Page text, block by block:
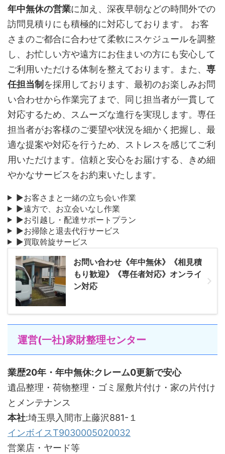
年中無休の営業に加え、深夜早朝などの時間外での
訪問見積りにも積極的に対応しております。 お客
さまのご都合に合わせて柔軟にスケジュールを調整
し、お忙しい方や遠方にお住まいの方にも安心して
ご利用いただける体制を整えております。また、 専
任担当制 を採用しております、最初のお楽しみお問
い合わせから作業完了まで、同じ担当者が一貫して
対応するため、スムーズな進行を実現します。専任
担当者がお客様のご要望や状況を細かく把握し、最
適な提案や対応を行うため、ストレスを感じてご利
用いただけます。信頼と安心をお届けする、きめ細
やかなサービスをお約束いたします。
▶お客さまと一緒の立ち会い作業
▶遠方で、お立会いなし作業
▶お引越し・配達サポートプラン
▶お掃除と退去代行サービス
▶買取斡旋サービス
お問い合わせ《年中無休》《相見積
もり歓迎》《専任者対応》オンライ
ン対応
運営(一社)家財整理センター
業歴20年・年中無休:クレーム0更新で安心
遺品整理・荷物整理・ゴミ屋敷片付け・家の片付け
とメンテナンス
本社:埼玉県入間市上藤沢881-１
インボイスT9030005020032
営業店・ヤード等